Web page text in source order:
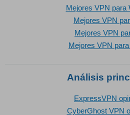
Mejores VPN para
Mejores VPN
Mejores VPN
Mejores VPN
Análisis
ExpressVPN
CyberGhost VPN